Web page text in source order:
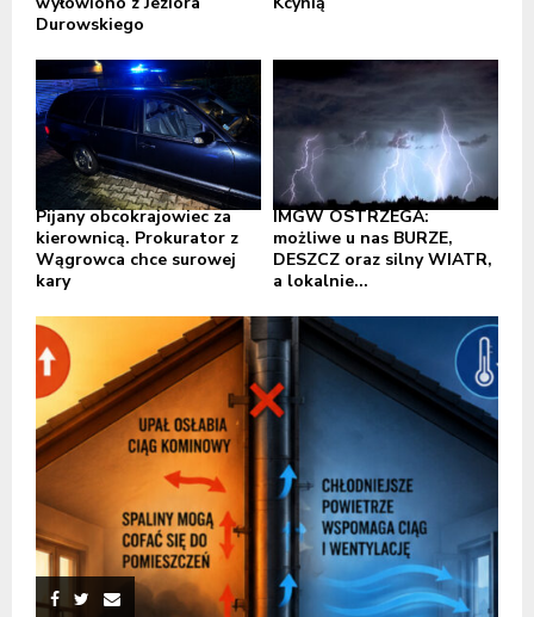
Durowskiego
Pijany obcokrajowiec za
kierownicą. Prokurator z
Wągrowca chce surowej
kary
IMGW OSTRZEGA:
możliwe u nas BURZE,
DESZCZ oraz silny WIATR,
a lokalnie...